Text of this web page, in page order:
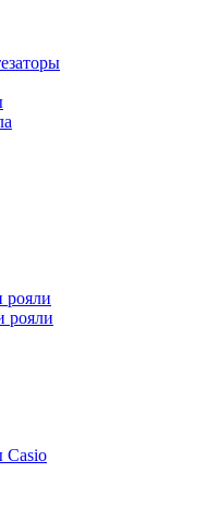
рояли
рояли
Casio